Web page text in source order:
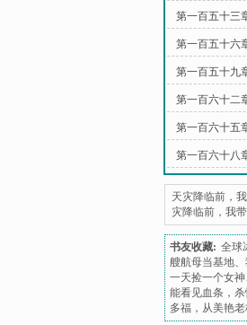
第一百五十三
第一百五十六
第一百五十九
第一百六十二
第一百六十五
第一百六十八
天灾降临前，
灾降临前，我
书友收藏: 全球
艘航母当基地、
一天捡一个女神
能看见血条，杀
多福，从美艳